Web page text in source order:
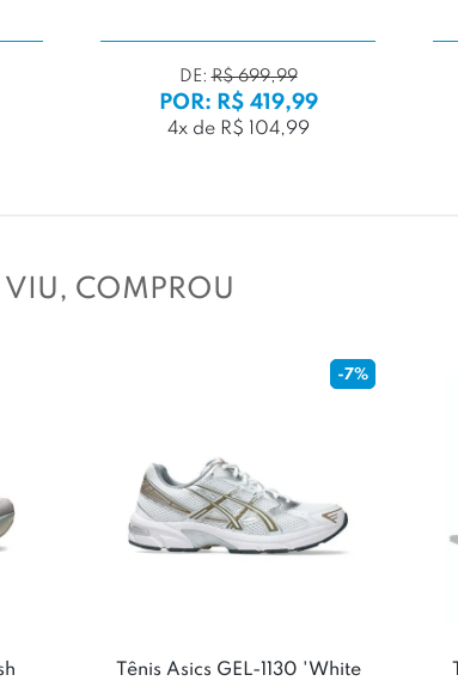
DE:R$ 699,99
POR: R$ 419,99
4x de R$ 104,99
VIU, COMPROU
-7%
Tênis Asics GEL-1130 'White